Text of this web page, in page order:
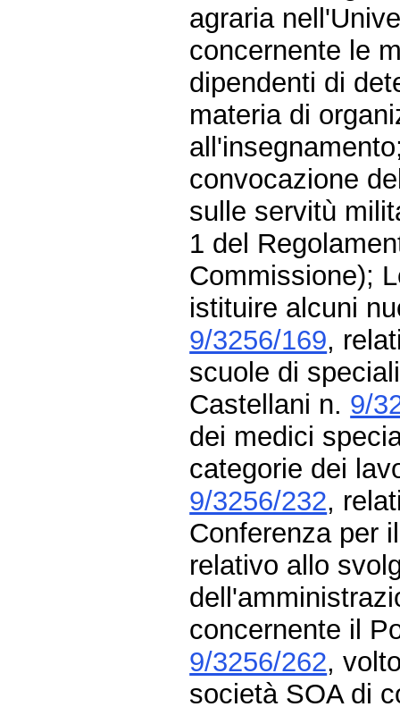
agraria
concernente le
dipendenti di
materia di
convocazione
sulle servitù
1 del
Commissione);
istituire alcuni
9/3256/169,
scuole di
Castellani n. 9/
dei medici
categorie dei
9/3256/232,
Conferenza per
relativo allo
concernente il
9/3256/262,
società SOA di